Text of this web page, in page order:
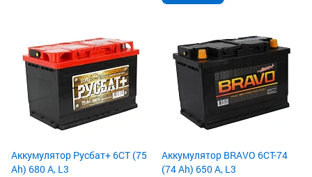
Аккумулятор Русбат+ 6СТ (75
Ah) 680 А, L3
Аккумулятор BRAVO 6CT-74
(74 Ah) 650 А, L3